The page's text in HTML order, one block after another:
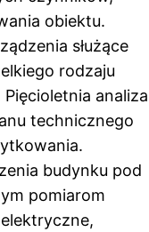
obiektu.
służące
rodzaju
analiza
technicznego
budynku pod
pomiarom